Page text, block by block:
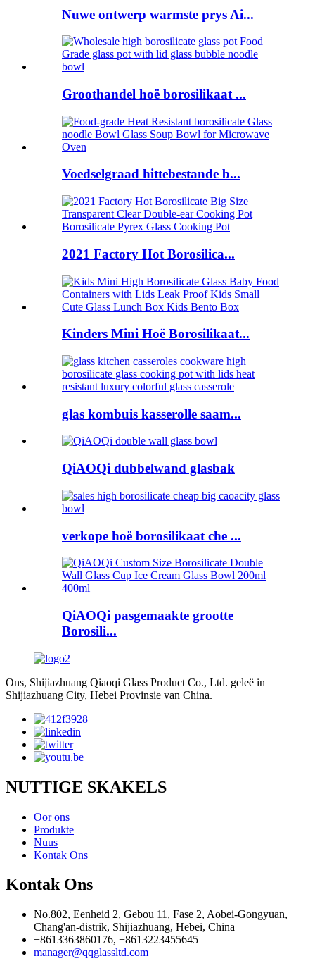
Nuwe ontwerp warmste prys Ai...
Groothandel hoë borosilikaat ...
Voedselgraad hittebestande b...
2021 Factory Hot Borosilica...
Kinders Mini Hoë Borosilikaat...
glas kombuis kasserolle saam...
QiAOQi dubbelwand glasbak
verkope hoë borosilikaat che ...
QiAOQi pasgemaakte grootte
Borosili...
Ons, Shijiazhuang Qiaoqi Glass Product Co., Ltd. geleë in
Shijiazhuang City, Hebei Provinsie van China.
NUTTIGE SKAKELS
Oor ons
Produkte
Nuus
Kontak Ons
Kontak Ons
No.802, Eenheid 2, Gebou 11, Fase 2, Aobei-Gongyuan,
Chang'an-distrik, Shijiazhuang, Hebei, China
+8613363860176, +8613223455645
manager@qqglassltd.com